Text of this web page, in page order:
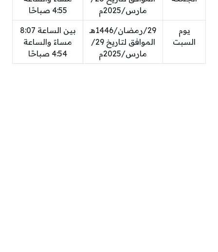
مارس/2025م
4:55 صباحًا
يوم
السبت
29/رمضان/1446هـ
الموافق لتاريخ 29/
مارس/2025م
بين الساعة 8:07
مساءً والساعة
4:54 صباحًا